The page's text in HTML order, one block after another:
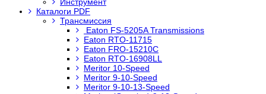
Каталоги PDF
Трансмиссия
Eaton FS-5205A Transmissions
Eaton RTO-11715
Eaton FRO-15210C
Eaton RTO-16908LL
Meritor 10-Speed
Meritor 9-10-Speed
Meritor 9-10-13-Speed